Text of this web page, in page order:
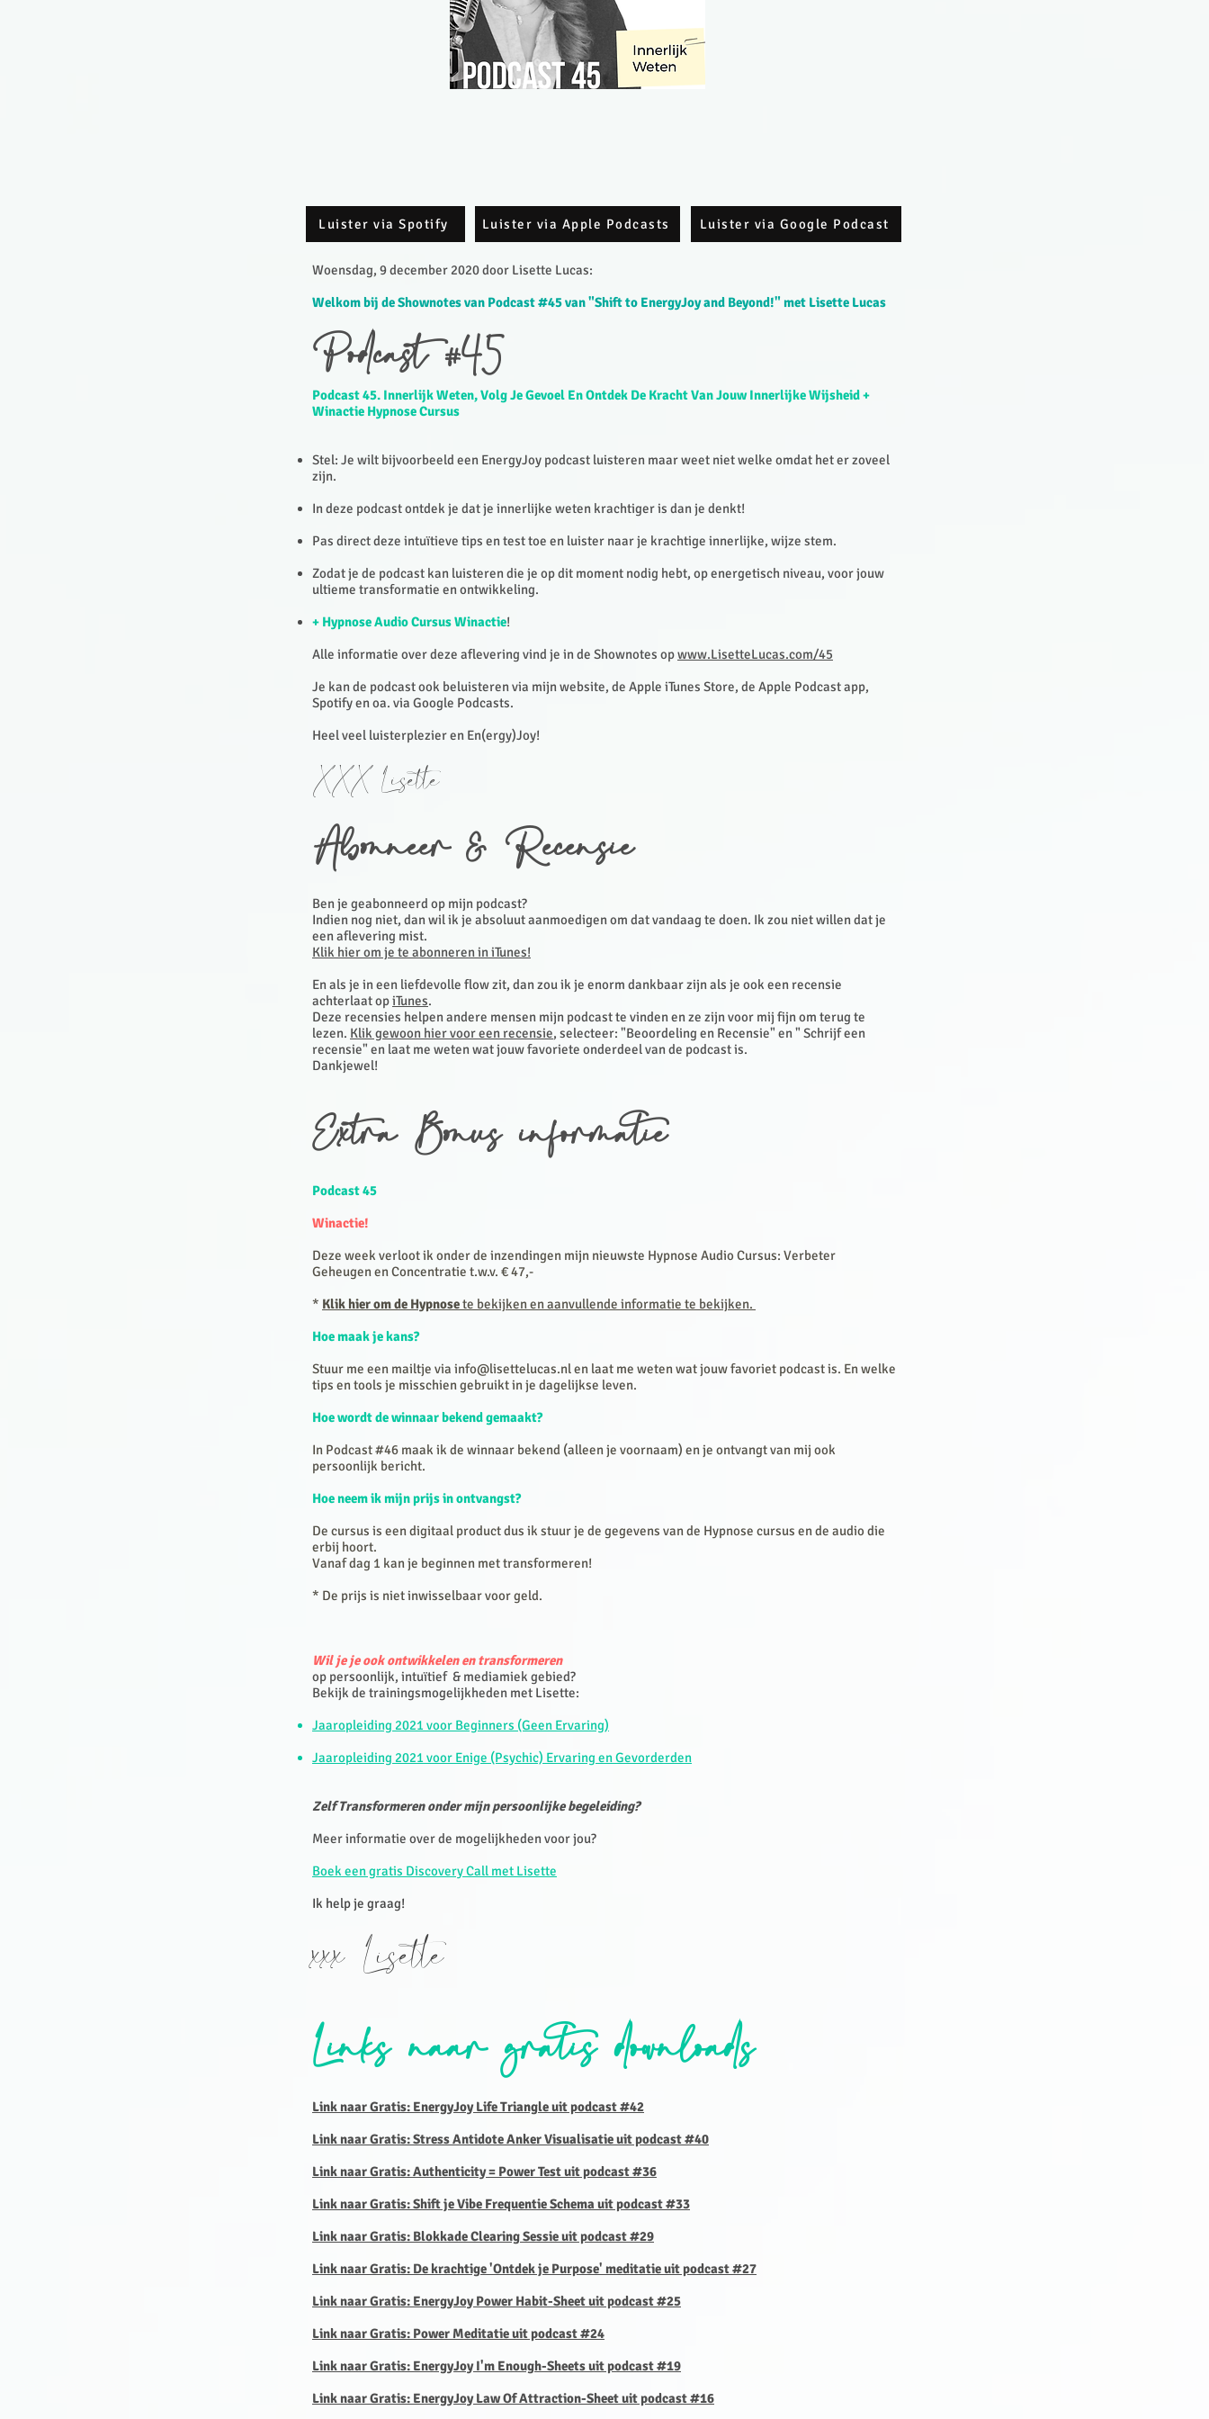
Luister via Spotify Luister via Apple Podcasts Luister via Google Podcast
Woensdag, 9 december 2020 door Lisette Lucas:​
Welkom bij de Shownotes van Podcast #45 van "Shift to EnergyJoy and Beyond!" met Lisette Lucas
Podcast #45
Podcast 45. Innerlijk Weten, Volg Je Gevoel En Ontdek De Kracht Van Jouw Innerlijke Wijsheid +
Winactie Hypnose Cursus
Stel: Je wilt bijvoorbeeld een EnergyJoy podcast luisteren maar weet niet welke omdat het er zoveel
zijn.
In deze podcast ontdek je dat je innerlijke weten krachtiger is dan je denkt!
Pas direct deze intuïtieve tips en test toe en luister naar je krachtige innerlijke, wijze stem.
Zodat je de podcast kan luisteren die je op dit moment nodig hebt, op energetisch niveau, voor jouw
ultieme transformatie en ontwikkeling.
+ Hypnose Audio Cursus Winactie!
Alle informatie over deze aflevering vind je in de Shownotes opwww.LisetteLucas.com/45
Je kan de podcast ook beluisteren via mijn website, de Apple iTunes Store, de Apple Podcast app,
Spotify en oa. via Google Podcasts.
Heel veel luisterplezier en En(ergy)Joy!
XXX Lisette
Abonneer & Recensie
Ben je geabonneerd op mijn podcast?
Indien nog niet, dan wil ik je absoluut aanmoedigen om dat vandaag te doen. Ik zou niet willen dat je
een aflevering mist.
Klik hier om je te abonneren in iTunes!
En als je in een liefdevolle flow zit, dan zou ik je enorm dankbaar zijn als je ook een recensie
achterlaat opiTunes.
Deze recensies helpen andere mensen mijn podcast te vinden en ze zijn voor mij fijn om terug te
lezen. Klik gewoon hier voor een recensie, selecteer: "Beoordeling en Recensie" en " Schrijf een
recensie" en laat me weten wat jouw favoriete onderdeel van de podcast is.
Dankjewel!
Extra Bonus informatie
Podcast 45
Winactie!
Deze week verloot ik onder de inzendingen mijn nieuwste Hypnose Audio Cursus: Verbeter
Geheugen en Concentratie t.w.v. € 47,-
* Klik hier om de Hypnosete bekijken en aanvullende informatie te bekijken.
Hoe maak je kans?
Stuur me een mailtje via info@lisettelucas.nlen laat me weten wat jouw favoriet podcast is. En welke
tips en tools je misschien gebruikt in je dagelijkse leven.
Hoe wordt de winnaar bekend gemaakt?
In Podcast #46 maak ik de winnaar bekend (alleen je voornaam) en je ontvangt van mij ook
persoonlijk bericht.
Hoe neem ik mijn prijs in ontvangst?
De cursus is een digitaal product dus ik stuur je de gegevens van de Hypnose cursus en de audio die
erbij hoort.
Vanaf dag 1 kan je beginnen met transformeren!
* De prijs is niet inwisselbaar voor geld.
Wil je je ook ontwikkelen en transformeren
op persoonlijk, intuïtief & mediamiek gebied?
Bekijk de trainingsmogelijkheden met Lisette:
Jaaropleiding 2021 voor Beginners (Geen Ervaring)
Jaaropleiding 2021 voor Enige (Psychic) Ervaring en Gevorderden
Zelf Transformeren onder mijn persoonlijke begeleiding?
Meer informatie over de mogelijkheden voor jou?
Boek een gratis Discovery Call met Lisette
Ik help je graag!
xxx Lisette
Links naar gratis downloads
Link naar Gratis: EnergyJoy Life Triangle uit podcast #42
Link naar Gratis: Stress Antidote Anker Visualisatie uit podcast #40
Link naar Gratis: Authenticity = Power Test uit podcast #36
Link naar Gratis: Shift je Vibe Frequentie Schema uit podcast #33
Link naar Gratis: Blokkade Clearing Sessie uit podcast #29
Link naar Gratis: De krachtige 'Ontdek je Purpose' meditatie uit podcast #27
Link naar Gratis: EnergyJoy Power Habit-Sheet uit podcast #25
Link naar Gratis: Power Meditatie uit podcast #24
Link naar Gratis: EnergyJoy I'm Enough-Sheets uit podcast #19
Link naar Gratis: EnergyJoy Law Of Attraction-Sheet uit podcast #16